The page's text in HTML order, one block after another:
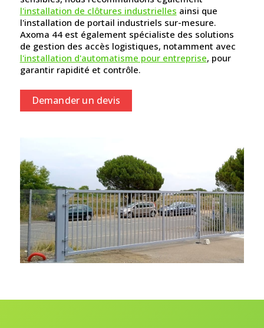
l'installation de clôtures industrielles ainsi que
l'installation de portail industriels sur-mesure.
Axoma 44 est également spécialiste des solutions
de gestion des accès logistiques, notamment avec
l'installation d'automatisme pour entreprise, pour
garantir rapidité et contrôle.
Demander un devis